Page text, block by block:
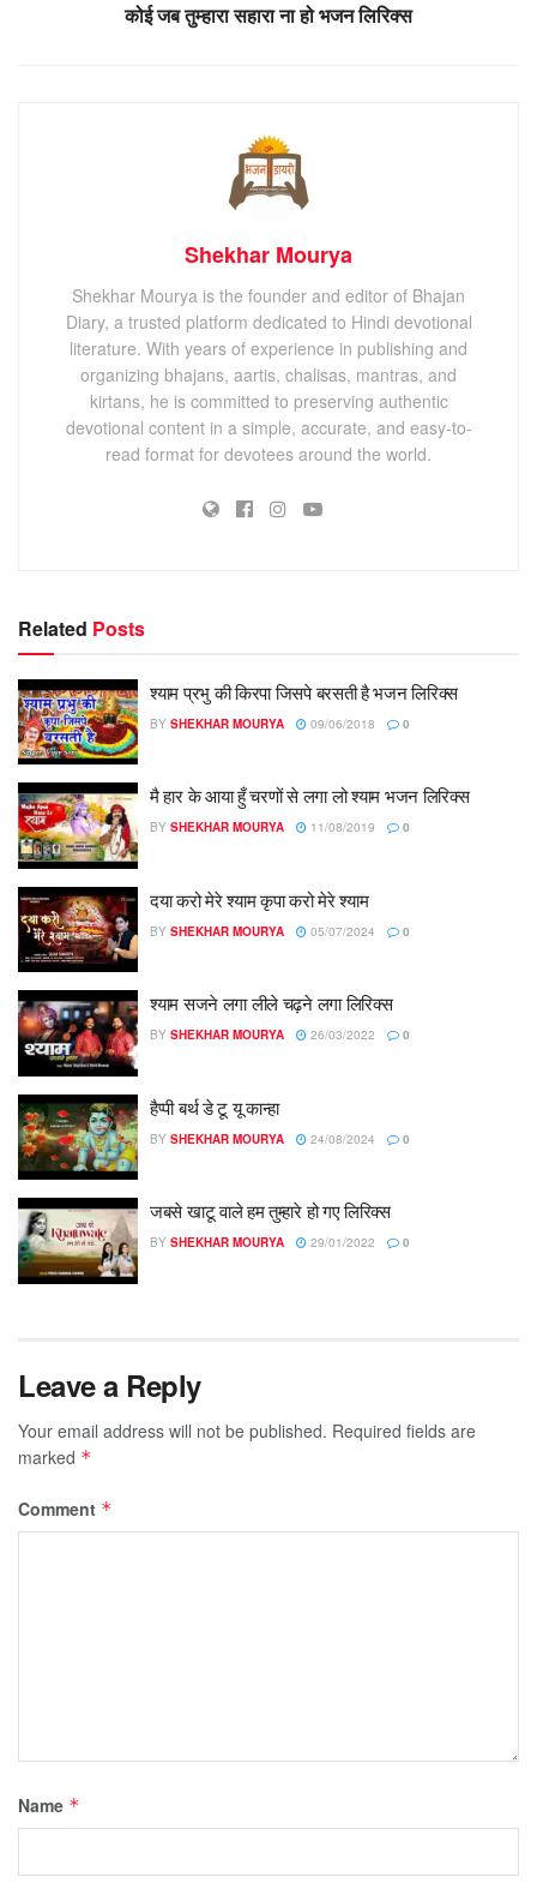
कोई जब तुम्हारा सहारा ना हो भजन लिरिक्स
Shekhar Mourya
Shekhar Mourya is the founder and editor of Bhajan
Diary, a trusted platform dedicated to Hindi devotional
literature. With years of experience in publishing and
organizing bhajans, aartis, chalisas, mantras, and
kirtans, he is committed to preserving authentic
devotional content in a simple, accurate, and easy-to-
read format for devotees around the world.
Related Posts
श्याम प्रभु की किरपा जिसपे बरसती है भजन लिरिक्स
BY SHEKHAR MOURYA 09/06/2018 0
मै हार के आया हुँ चरणों से लगा लो श्याम भजन लिरिक्स
BY SHEKHAR MOURYA 11/08/2019 0
दया करो मेरे श्याम कृपा करो मेरे श्याम
BY SHEKHAR MOURYA 05/07/2024 0
श्याम सजने लगा लीले चढ़ने लगा लिरिक्स
BY SHEKHAR MOURYA 26/03/2022 0
हैप्पी बर्थ डे टू यू कान्हा
BY SHEKHAR MOURYA 24/08/2024 0
जबसे खाटू वाले हम तुम्हारे हो गए लिरिक्स
BY SHEKHAR MOURYA 29/01/2022 0
Leave a Reply
Your email address will not be published. Required fields are
marked *
Comment *
Name *